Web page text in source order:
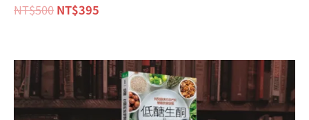
NT$500 NT$395